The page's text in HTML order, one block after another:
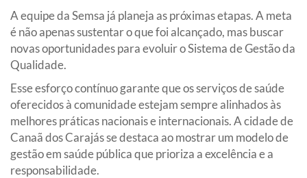
A equipe da Semsa já planeja as próximas etapas. A meta
é não apenas sustentar o que foi alcançado, mas buscar
novas oportunidades para evoluir o Sistema de Gestão da
Qualidade.
Esse esforço contínuo garante que os serviços de saúde
oferecidos à comunidade estejam sempre alinhados às
melhores práticas nacionais e internacionais. A cidade de
Canaã dos Carajás se destaca ao mostrar um modelo de
gestão em saúde pública que prioriza a excelência e a
responsabilidade.